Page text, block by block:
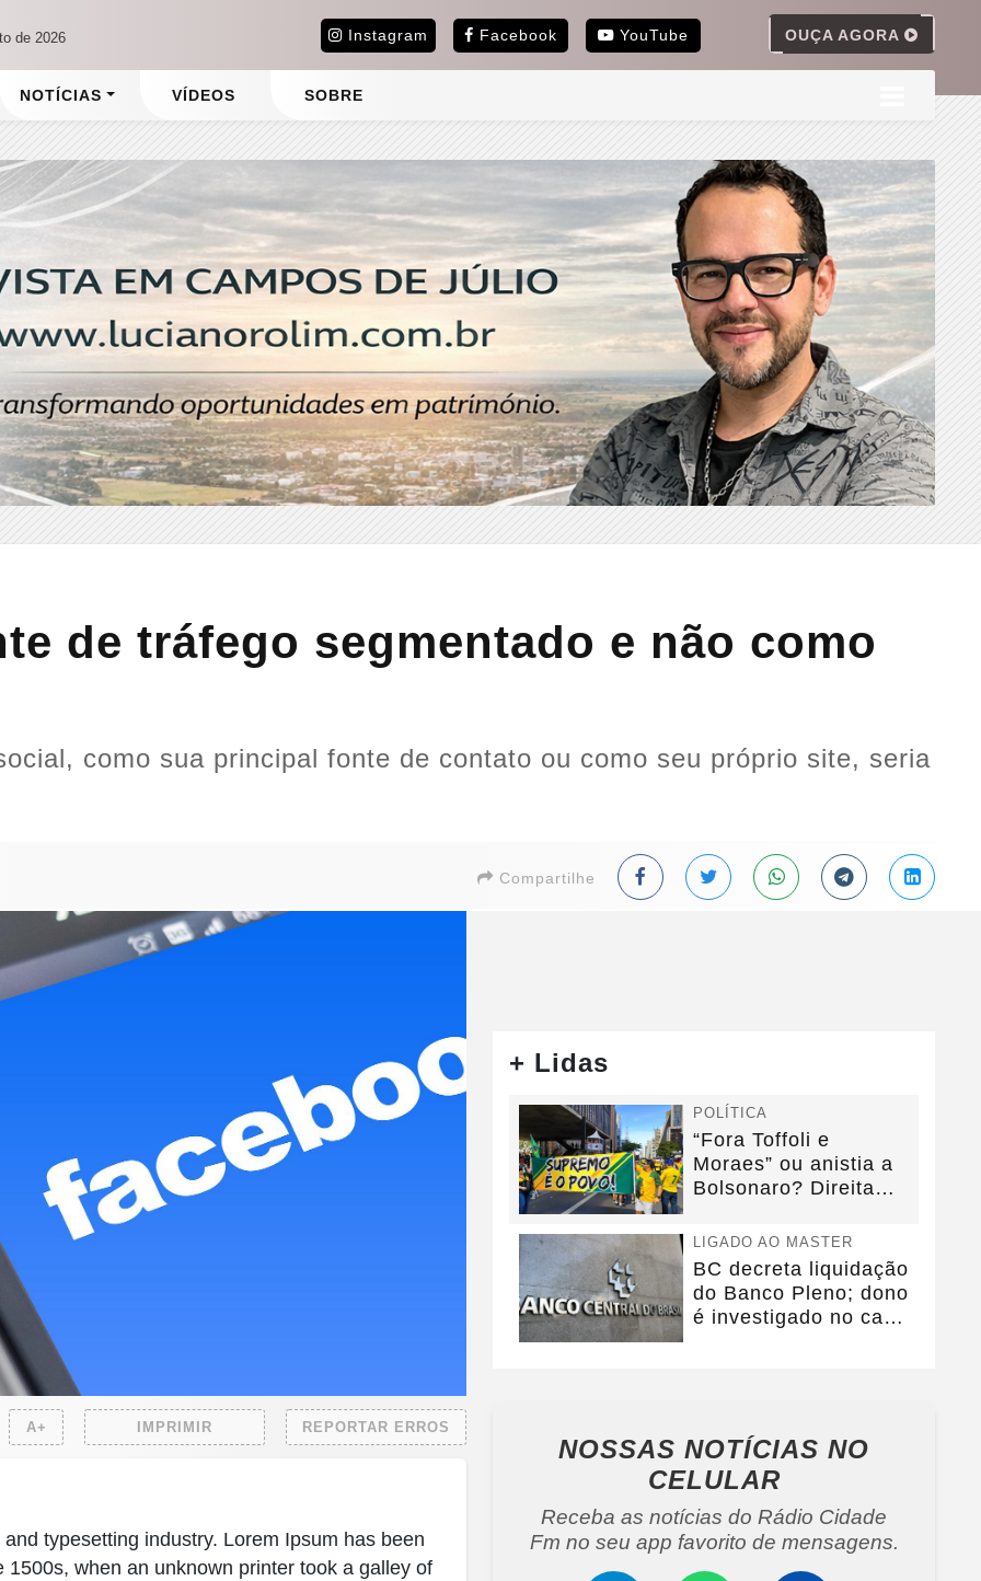
de 2026 Instagram Facebook YouTube OUÇA AGORA
NOTÍCIAS VÍDEOS SOBRE
de tráfego segmentado e não como
como sua principal fonte de contato ou como seu próprio site, seria
Compartilhe
A+ IMPRIMIR REPORTAR ERROS
typesetting industry. Lorem Ipsum has been
when an unknown printer took a galley of
+ Lidas
POLÍTICA
“Fora Toffoli e
Moraes” ou anistia a
Bolsonaro? Direita
LIGADO AO MASTER
BC decreta liquidação
do Banco Pleno; dono
é investigado no caso
NOSSAS NOTÍCIAS NO
CELULAR
Receba as notícias do Rádio Cidade
Fm no seu app favorito de mensagens.